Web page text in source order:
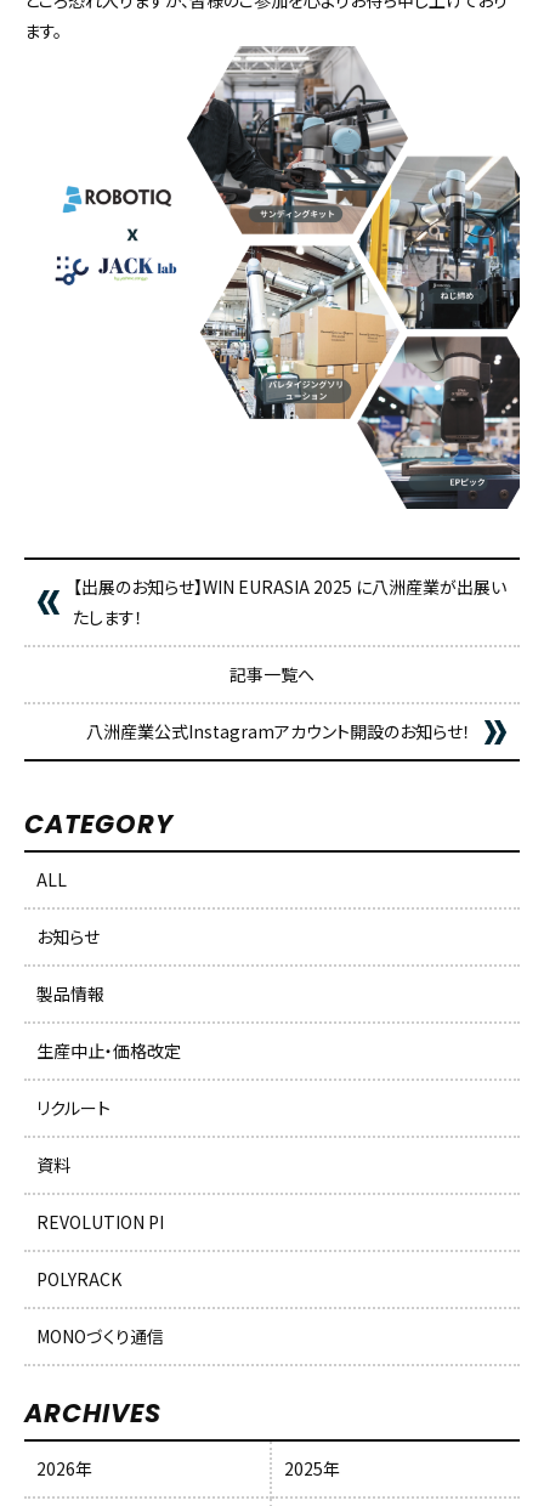
ます。
【出展のお知らせ】WIN EURASIA 2025 に八洲産業が出展い
たします！
記事一覧へ
八洲産業公式Instagramアカウント開設のお知らせ！
CATEGORY
ALL
お知らせ
製品情報
生産中止・価格改定
リクルート
資料
REVOLUTION PI
POLYRACK
MONOづくり通信
ARCHIVES
2026年 2025年